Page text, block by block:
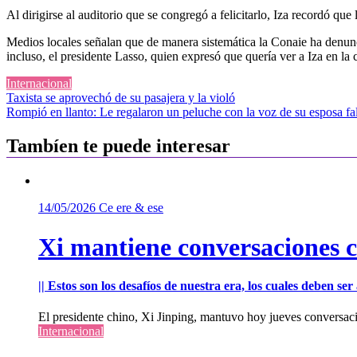
Al dirigirse al auditorio que se congregó a felicitarlo, Iza recordó
Medios locales señalan que de manera sistemática la Conaie ha
incluso, el presidente Lasso, quien expresó que quería ver a Iza en la
Internacional
Navegación
de
entradas
Taxista se aprovechó de su pasajera y la violó
Rompió en llanto: Le regalaron un peluche con la voz de su esposa
Tambíen te puede interesar
14/05/2026 Ce ere & ese
Xi mantiene conversaciones
|| Estos son los desafíos de nuestra era, los cuales deben
El presidente chino, Xi Jinping, mantuvo hoy jueves
Internacional